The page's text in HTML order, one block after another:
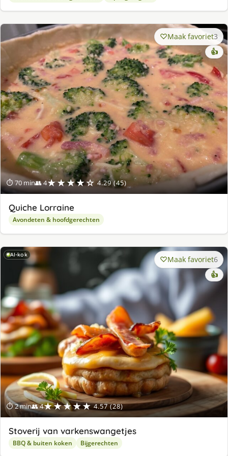
⏱ 70 min👥 4★★★★☆ 4.29 (45)
Maak favoriet3
👍
Quiche Lorraine
Avondeten & hoofdgerechten
AI-kok
⏱ 2 min👥 4★★★★★ 4.57 (28)
Maak favoriet6
👍
Stoverij van varkenswangetjes
BBQ & buiten koken Bijgerechten